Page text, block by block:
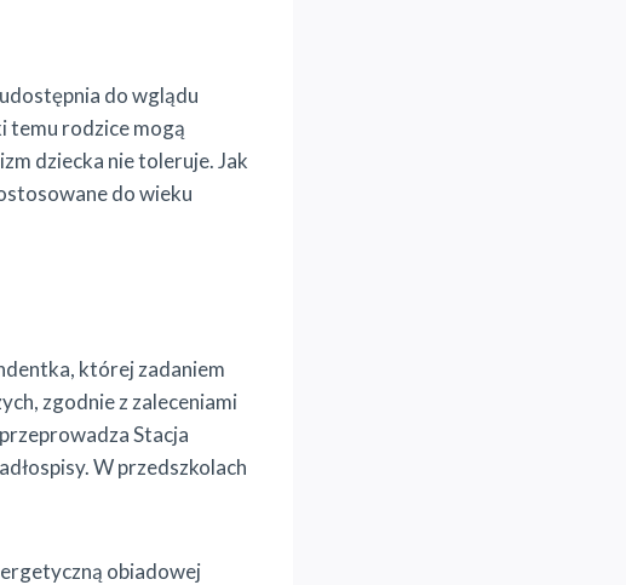
do wglądu
temu rodzice mogą
dziecka nie toleruje. Jak
do wieku
której zadaniem
zgodnie z zaleceniami
Stacja
W przedszkolach
obiadowej